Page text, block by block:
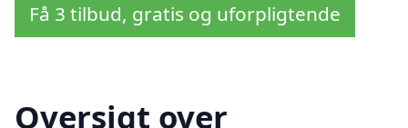
Få 3 tilbud, gratis og uforpligtende
Oversigt over